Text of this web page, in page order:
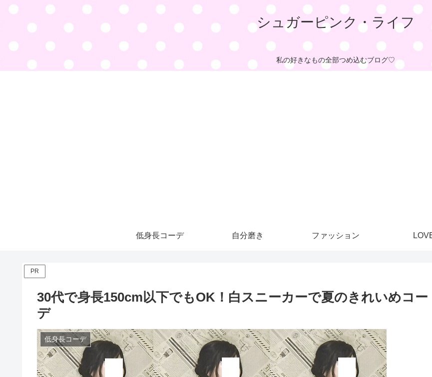
シュガーピンク・ライフ
私の好きなもの全部つめ込むブログ♡
低身長コーデ 自分磨き ファッション
PR
30代で身長150cm以下でもOK！白スニーカーで夏のきれいめコー
デ
低身長コーデ